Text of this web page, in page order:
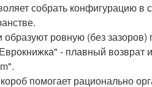
собрать конфигурацию
ровную (без зазоров)
- плавный возврат
помогает рационально